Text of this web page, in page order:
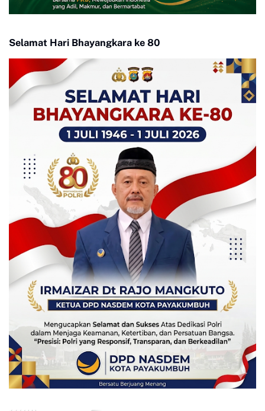
Selamat Hari Bhayangkara ke 80